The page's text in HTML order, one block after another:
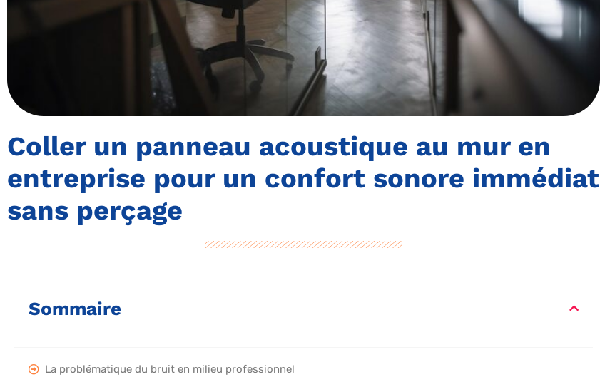
Coller un panneau acoustique au mur en
entreprise pour un confort sonore immédiat
sans perçage
Sommaire
La problématique du bruit en milieu professionnel